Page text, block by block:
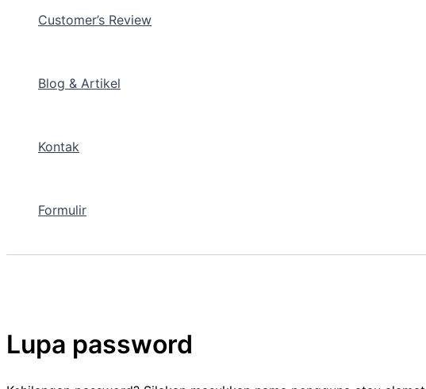
Customer’s Review
Blog & Artikel
Kontak
Formulir
Lupa password